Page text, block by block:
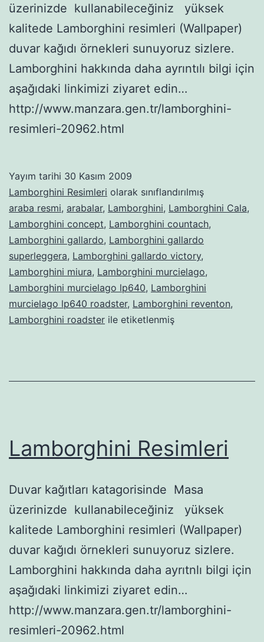
üzerinizde kullanabileceğiniz yüksek
kalitede Lamborghini resimleri (Wallpaper)
duvar kağıdı örnekleri sunuyoruz sizlere.
Lamborghini hakkında daha ayrıntılı bilgi için
aşağıdaki linkimizi ziyaret edin…
http://www.manzara.gen.tr/lamborghini-
resimleri-20962.html
Yayım tarihi 30 Kasım 2009
Lamborghini Resimleri olarak sınıflandırılmış
araba resmi, arabalar, Lamborghini, Lamborghini Cala,
Lamborghini concept, Lamborghini countach,
Lamborghini gallardo, Lamborghini gallardo
superleggera, Lamborghini gallardo victory,
Lamborghini miura, Lamborghini murcielago,
Lamborghini murcielago lp640, Lamborghini
murcielago lp640 roadster, Lamborghini reventon,
Lamborghini roadster ile etiketlenmiş
Lamborghini Resimleri
Duvar kağıtları katagorisinde Masa
üzerinizde kullanabileceğiniz yüksek
kalitede Lamborghini resimleri (Wallpaper)
duvar kağıdı örnekleri sunuyoruz sizlere.
Lamborghini hakkında daha ayrıtnlı bilgi için
aşağıdaki linkimizi ziyaret edin…
http://www.manzara.gen.tr/lamborghini-
resimleri-20962.html